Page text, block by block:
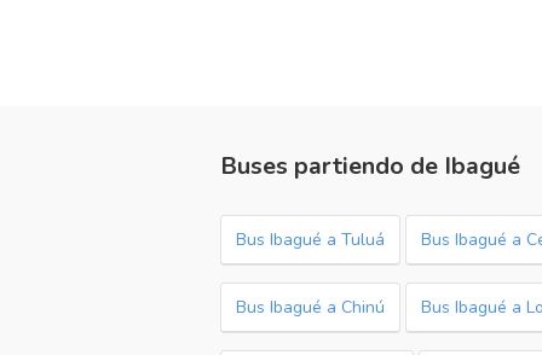
Buses partiendo de Ibagué
Bus Ibagué a Tuluá Bus Ibagué a
Bus Ibagué a Chinú Bus Ibagué a